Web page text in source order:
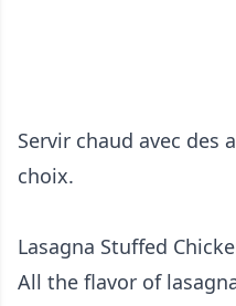
Servir chaud avec des
choix.
Lasagna Stuffed
All the flavor of